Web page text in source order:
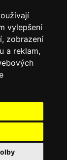
vylepšení
zobrazení
a reklam,